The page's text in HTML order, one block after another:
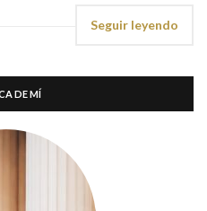
Seguir leyendo
DE MÍ